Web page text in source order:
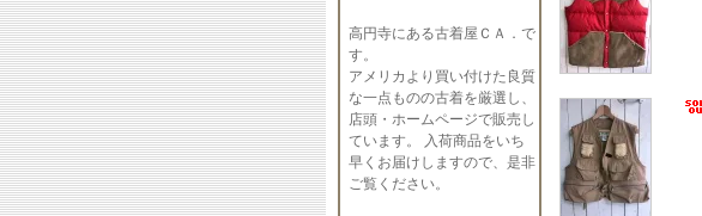
高円寺にある古着屋ＣＡ．で
す。
アメリカより買い付けた良質
な一点ものの古着を厳選し、
店頭・ホームページで販売し
ています。 入荷商品をいち
早くお届けしますので、是非
ご覧ください。